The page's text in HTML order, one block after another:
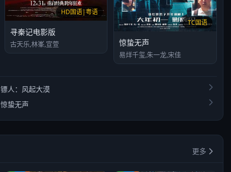
HD国语|粤语
寻秦记电影版
古天乐,林峯,宣萱
TC国语
惊蛰无声
易烊千玺,朱一龙,宋佳
镖人：风起大漠
惊蛰无声
更多